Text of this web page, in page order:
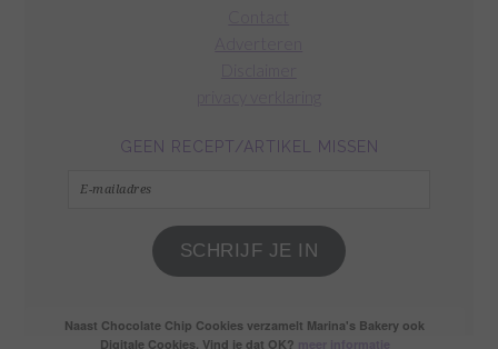
GEEN RECEPT/ARTIKEL MISSEN
SCHRIJF JE IN
Naast Chocolate Chip Cookies verzamelt Marina's Bakery ook
Digitale Cookies. Vind je dat OK? meer informatie